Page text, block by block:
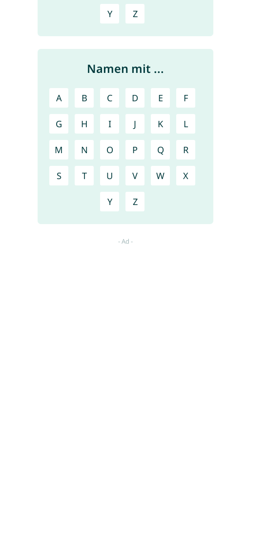
Y Z
Namen mit ...
A B C D E F
G H I J K L
M N O P Q R
S T U V W X
Y Z